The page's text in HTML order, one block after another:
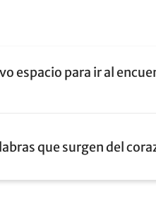
espacio para ir al
que surgen del